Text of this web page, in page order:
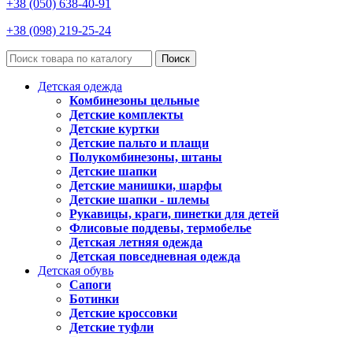
+38 (050) 638-40-91
+38 (098) 219-25-24
Поиск
Детская одежда
Комбинезоны цельные
Детские комплекты
Детские куртки
Детские пальто и плащи
Полукомбинезоны, штаны
Детские шапки
Детские манишки, шарфы
Детские шапки - шлемы
Рукавицы, краги, пинетки для детей
Флисовые поддевы, термобелье
Детская летняя одежда
Детская повседневная одежда
Детская обувь
Сапоги
Ботинки
Детские кроссовки
Детские туфли